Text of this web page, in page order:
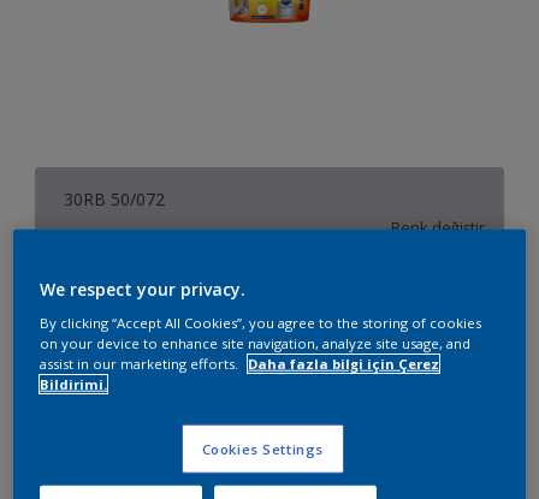
30RB 50/072
Renk değiştir
Boyut
2,5 L 7,5 L 15 L
Miktar
We respect your privacy.
By clicking “Accept All Cookies”, you agree to the storing of cookies
on your device to enhance site navigation, analyze site usage, and
assist in our marketing efforts.
Daha fazla bilgi için Çerez
Bildirimi.
Cookies Settings